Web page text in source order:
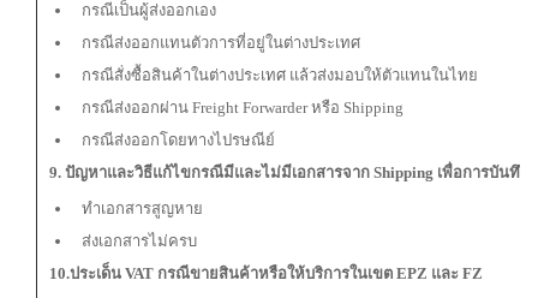
กรณีเป็นผู้ส่งออกเอง
กรณีส่งออกแทนตัวการที่อยู่ในต่างประเทศ
กรณีสั่งซื้อสินค้าในต่างประเทศ แล้วส่งมอบให้ตัวแทนในไทย
กรณีส่งออกผ่าน Freight Forwarder หรือ Shipping
กรณีส่งออกโดยทางไปรษณีย์
9. ปัญหาและวิธีแก้ไขกรณีมีและไม่มีเอกสารจาก Shipping เพื่อการบันทึ
ทำเอกสารสูญหาย
ส่งเอกสารไม่ครบ
10.ประเด็น VAT กรณีขายสินค้าหรือให้บริการในเขต EPZ และ FZ